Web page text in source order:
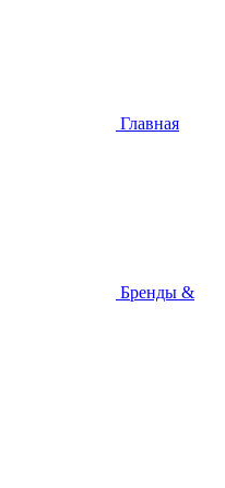
Главная
Бренды &